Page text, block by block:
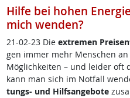
Hilfe bei hohen
mich wenden?
21-02-23 Die ex­t­re­men
gen im­mer mehr Men­schen
Mög­lich­kei­ten – und lei­der oft
kann man sich im Not­fall
tungs- und Hilf­s­an­ge­bo­te